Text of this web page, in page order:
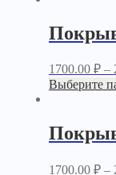
1700.00 ₽–
Выберите
1700.00 ₽–